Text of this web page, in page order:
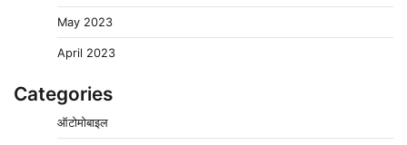
May 2023
April 2023
Categories
ऑटोमोबाइल